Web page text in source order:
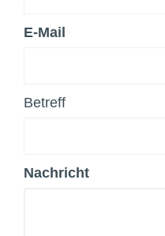
E-Mail
Betreff
Nachricht